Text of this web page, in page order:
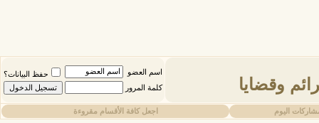
وقضايا
اسم العضو
حفظ البيانات؟
كلمة المرور
اليوم اجعل كافة الأقسام مقروءة